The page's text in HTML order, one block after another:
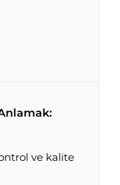
Cırcırlı,
ve kalite